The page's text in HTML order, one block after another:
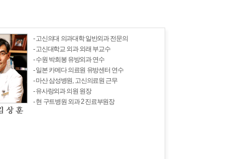
- 고신의대 의과대학 일반외과 전문의
- 고신대학교 외과 외래 부교수
- 수원 박희봉 유방외과 연수
- 일본 카메다 의료원 유방센터 연수
- 마산 삼성병원, 고신의료원 근무
- 유사랑외과 의원 원장
- 현 구트병원 외과 2 진료부원장